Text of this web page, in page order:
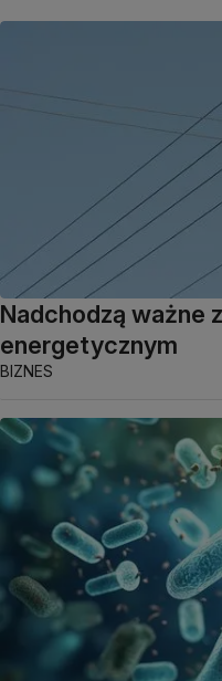
Nadchodzą ważne
energetycznym
BIZNES